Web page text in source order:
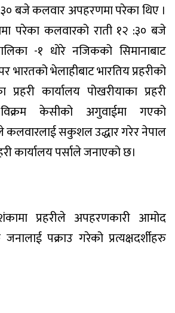
बजे कलवार अपहरणमा परेका थिए ।
परेका कलवारको राती १२ :३० बजे
-१ धोरे नजिकको सिमानाबाट
भारतको भेलाहीबाट भारतिय प्रहरीको
कार्यालय पोखरीयाका प्रहरी
केसीको अगुवाईमा गएको
कलवारलाई सकुशल उद्धार गरेर नेपाल
कार्यालय पर्साले जनाएको छ।
प्रहरीले अपहरणकारी आमोद
पक्राउ गरेको प्रत्यक्षदर्शीहरु